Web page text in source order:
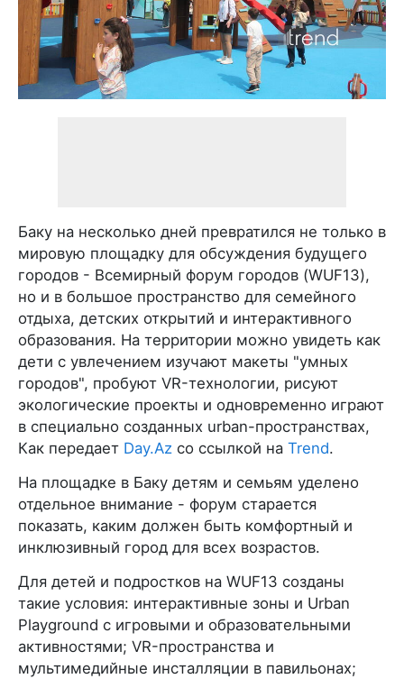
Баку на несколько дней превратился не только в
мировую площадку для обсуждения будущего
городов - Всемирный форум городов (WUF13),
но и в большое пространство для семейного
отдыха, детских открытий и интерактивного
образования. На территории можно увидеть как
дети с увлечением изучают макеты "умных
городов", пробуют VR-технологии, рисуют
экологические проекты и одновременно играют
в специально созданных urban-пространствах,
Как передает Day.Az со ссылкой на Trend.
На площадке в Баку детям и семьям уделено
отдельное внимание - форум старается
показать, каким должен быть комфортный и
инклюзивный город для всех возрастов.
Для детей и подростков на WUF13 созданы
такие условия: интерактивные зоны и Urban
Playground с игровыми и образовательными
активностями; VR-пространства и
мультимедийные инсталляции в павильонах;